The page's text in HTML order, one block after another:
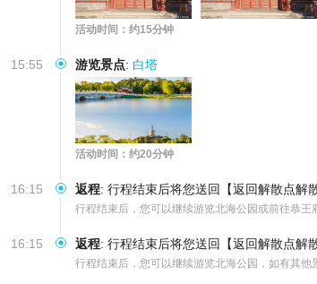
活动时间：约15分钟
15:55 游览景点: 白塔
活动时间：约20分钟
16:15 返程: 行程结束后将您送回【返回解散点解
行程结束后，您可以继续游览北海公园或前往恭王
16:15 返程: 行程结束后将您送回【返回解散点解
行程结束后，您可以继续游览北海公园，如有其他